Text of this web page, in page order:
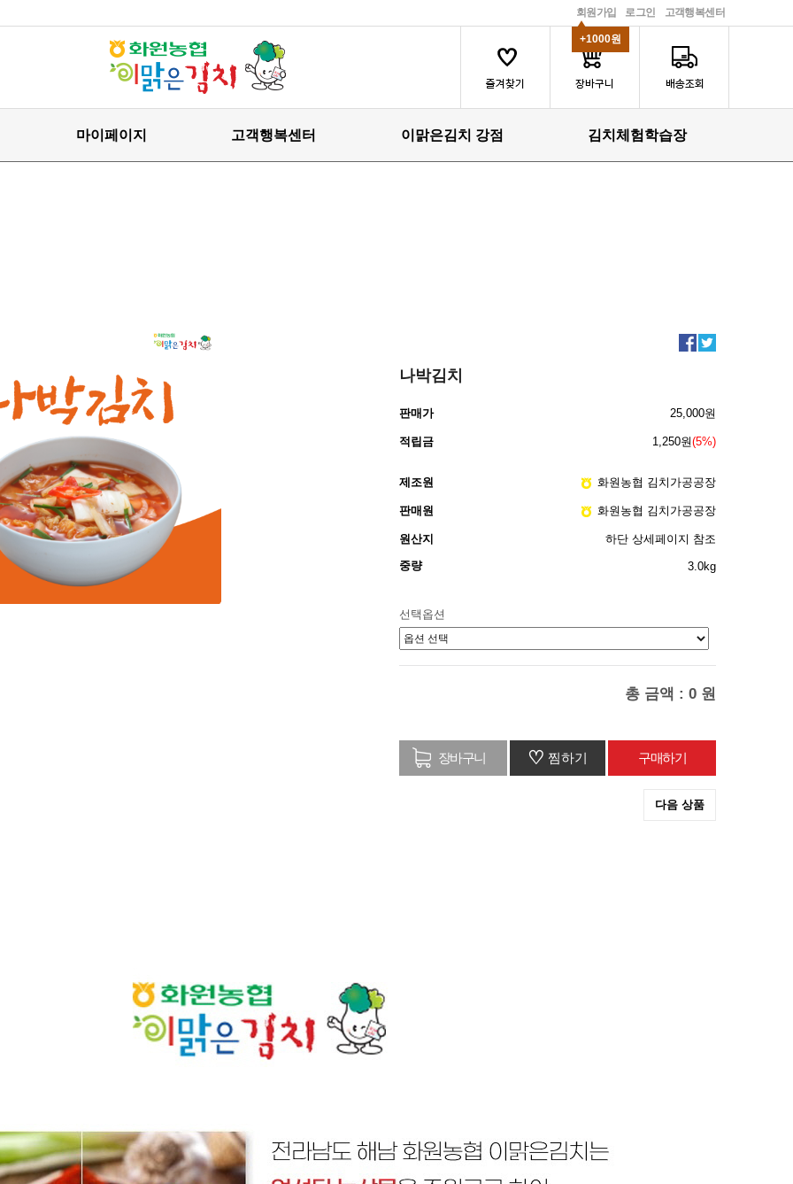
고객행복센터
로그인
회원가입
+1000원
마이페이지 고객행복센터 이맑은김치 강점 김치체험학습장
나박김치
판매가 25,000원
적립금 1,250원(5%)
제조원 화원농협 김치가공공장
판매원 화원농협 김치가공공장
원산지
하단 상세페이지 참조
중량
3.0kg
선택옵션
총 금액 : 0 원
♡ 찜하기
다음 상품